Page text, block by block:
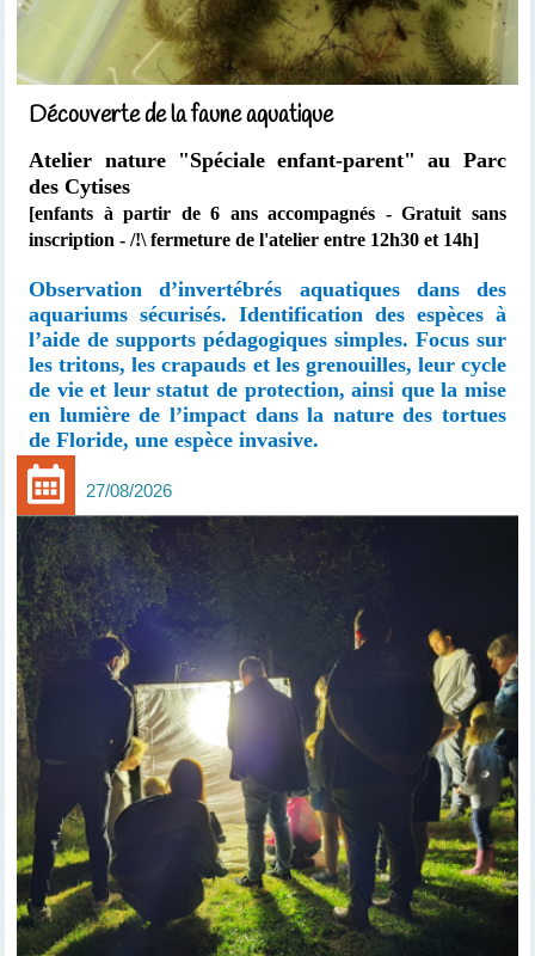
Découverte de la faune aquatique
Atelier nature "Spéciale enfant-parent" au Parc
des Cytises
[enfants à partir de 6 ans accompagnés - Gratuit sans
inscription - /!\ fermeture de l'atelier entre 12h30 et 14h]
Observation d’invertébrés aquatiques dans des
aquariums sécurisés. Identification des espèces à
l’aide de supports pédagogiques simples. Focus sur
les tritons, les crapauds et les grenouilles, leur cycle
de vie et leur statut de protection, ainsi que la mise
en lumière de l’impact dans la nature des tortues
de Floride, une espèce invasive.
27/08/2026